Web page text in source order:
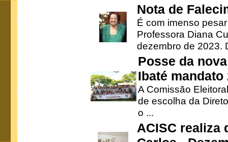
Nota de
É com imenso
Professora Diana
dezembro de 2023.
Posse da
Ibaté mandato
A Comissão
de escolha da
o ...
ACISC realiza